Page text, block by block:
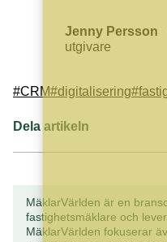
Jenny Persson
utgivare
#CRM#digitalisering
Dela artikeln
MäklarVärlden är en
fastighetsmäklare och
MäklarVärlden fokuserar